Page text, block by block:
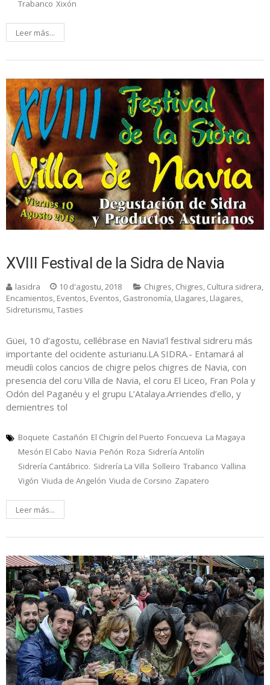
Trabanco Xixón
Leer más...
XVIII Festival de la Sidra de Navia
lasidra 10 d'agostu, 2018 Chigres, Chigres, Cultura sidrera,
Encamientos, Eventos, Eventos, Gastronomía, Llagares, Llagares,
Sidreturismu,Tasties
Güei, 10 d’agostu, cellébrase en Navia’l festival sidreru más
importante del ocidente asturianu.LA SIDRA.- Entamará al
meudíi colos cancios de chigre pelos chigres de Navia, con
presencia del coru Villa de Navia, el coru El Liceo, Fran Pola y
Odón del Paganéu y el grupu L’Atalaya.Arriendes d’ello, y
demientres tol
Boquete Castañón El Chigrín del Puerto Foncueva La Magaya
Mesón El Cabo Navia Peñón Roza Sidrería Antolín
Sidrería Cantábrico. Sidrería La Villa Solleiro Trabanco Vallina
Vigón Viuda de Angelón Viuda de Corsino Zapatero
Leer más...